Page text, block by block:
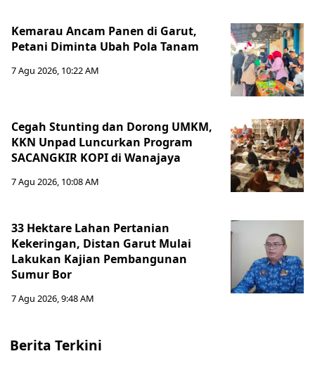
Kemarau Ancam Panen di Garut,
Petani Diminta Ubah Pola Tanam
7 Agu 2026, 10:22 AM
Cegah Stunting dan Dorong UMKM,
KKN Unpad Luncurkan Program
SACANGKIR KOPI di Wanajaya
7 Agu 2026, 10:08 AM
33 Hektare Lahan Pertanian
Kekeringan, Distan Garut Mulai
Lakukan Kajian Pembangunan
Sumur Bor
7 Agu 2026, 9:48 AM
Berita Terkini